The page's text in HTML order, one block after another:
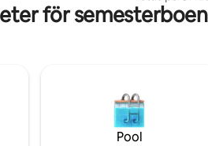
atmosfär. I
hushållsartiklar med
utrymme,
att ge
minuter -
Rummet har
atmosfären
från hela
katedraler,
butiker i
för
Pool